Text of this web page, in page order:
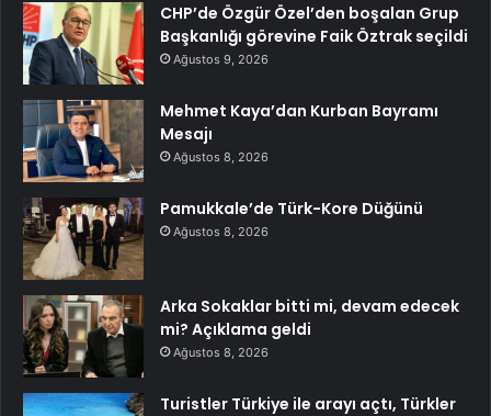
CHP’de Özgür Özel’den boşalan Grup
Başkanlığı görevine Faik Öztrak seçildi
Ağustos 9, 2026
Mehmet Kaya’dan Kurban Bayramı
Mesajı
Ağustos 8, 2026
Pamukkale’de Türk-Kore Düğünü
Ağustos 8, 2026
Arka Sokaklar bitti mi, devam edecek
mi? Açıklama geldi
Ağustos 8, 2026
Turistler Türkiye ile arayı açtı, Türkler